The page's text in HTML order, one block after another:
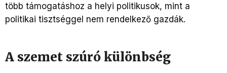
több támogatáshoz a helyi politikusok, mint a
politikai tisztséggel nem rendelkező gazdák.
A szemet szúró különbség